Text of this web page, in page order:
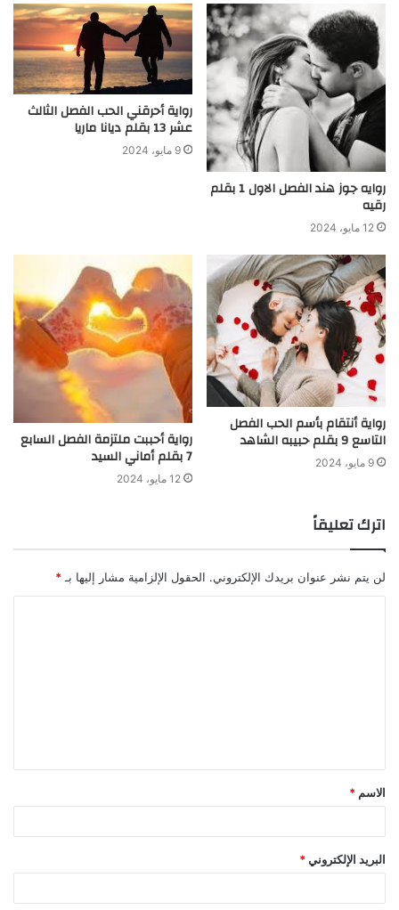
روايه جوز هند الفصل الاول 1 بقلم
رقيه
12 مايو، 2024
رواية أحرقني الحب الفصل الثالث
عشر 13 بقلم ديانا ماريا
9 مايو، 2024
رواية أنتقام بأسم الحب الفصل
التاسع 9 بقلم حبيبه الشاهد
9 مايو، 2024
رواية أحببت ملتزمة الفصل السابع
7 بقلم أماني السيد
12 مايو، 2024
اترك تعليقاً
لن يتم نشر عنوان بريدك الإلكتروني. الحقول الإلزامية مشار إليها بـ *
الاسم *
البريد الإلكتروني *